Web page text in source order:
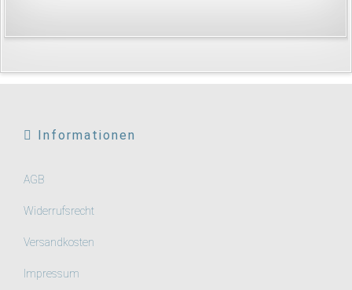
Informationen
AGB
Widerrufsrecht
Versandkosten
Impressum